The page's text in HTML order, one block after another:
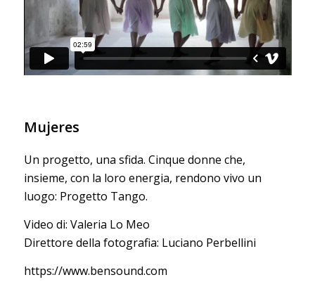
Mujeres
Un progetto, una sfida. Cinque donne che,
insieme, con la loro energia, rendono vivo un
luogo: Progetto Tango.
Video di: Valeria Lo Meo
Direttore della fotografia: Luciano Perbellini
https://www.bensound.com